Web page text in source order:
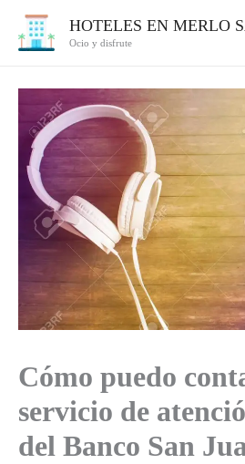
HOTELES EN MERLO
Ocio y disfrute
Cómo puedo
servicio de
del Banco San